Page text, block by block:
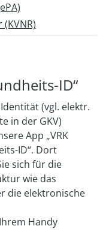
ID“
(vgl. elektr.
in der GKV)
App „VRK
ID“. Dort
sich für die
wie das
die elektronische
Handy